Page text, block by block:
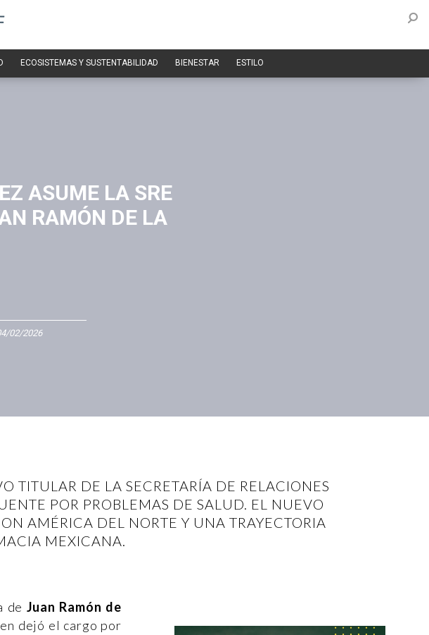
ECOSISTEMAS Y SUSTENTABILIDAD BIENESTAR ESTILO
ASUME LA SRE
RAMÓN DE LA
02/2026
TITULAR DE LA SECRETARÍA DE RELACIONES
POR PROBLEMAS DE SALUD. EL NUEVO
AMÉRICA DEL NORTE Y UNA TRAYECTORIA
MEXICANA.
de Juan Ramón de
dejó el cargo por